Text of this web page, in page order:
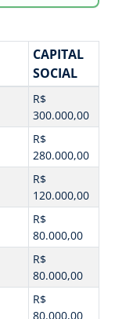
CAPITAL
SOCIAL
R$
300.000,00
R$
280.000,00
R$
120.000,00
R$
80.000,00
R$
80.000,00
R$
80.000,00